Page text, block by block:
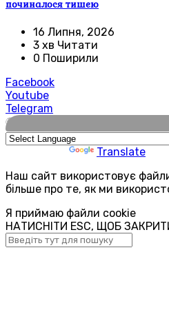
починалося тишею
16 Липня, 2026
3 хв Читати
0 Поширили
Facebook
Youtube
Telegram
🌍
Translate
Наш сайт використовує
більше про те, як ми
Я приймаю файли cookie
НАТИСНІТИ ESC, ЩОБ